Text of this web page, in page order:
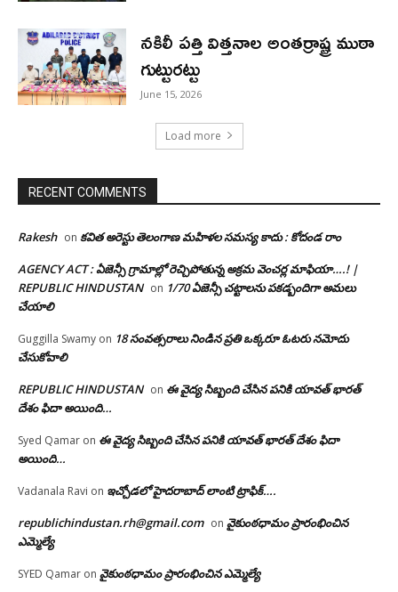
నకిలీ పత్తి విత్తనాల అంతర్రాష్ట్ర ముఠా
గుట్టురట్టు
June 15, 2026
Load more
RECENT COMMENTS
Rakesh on కవిత అరెస్టు తెలంగాణ మహిళల సమస్య కాదు : కోదండ రాం
AGENCY ACT : ఏజెన్సీ గ్రామాల్లో రెచ్చిపోతున్న అక్రమ వెంచర్ల మాఫియా….! |
REPUBLIC HINDUSTAN on 1/70 ఏజెన్సీ చట్టాలను పకడ్బందిగా అమలు
చేయాలి
Guggilla Swamy on 18 సంవత్సరాలు నిండిన ప్రతి ఒక్కరూ ఓటరు నమోదు
చేసుకోవాలి
REPUBLIC HINDUSTAN on ఈ వైద్య సిబ్బంది చేసిన పనికి యావత్ భారత్
దేశం ఫిదా అయింది…
Syed Qamar on ఈ వైద్య సిబ్బంది చేసిన పనికి యావత్ భారత్ దేశం ఫిదా
అయింది…
Vadanala Ravi on ఇచ్చోడలో హైదరాబాద్ లాంటి ట్రాఫిక్….
republichindustan.rh@gmail.com on వైకుంఠధామం ప్రారంభించిన
ఎమ్మెల్యే
SYED Qamar on వైకుంఠధామం ప్రారంభించిన ఎమ్మెల్యే